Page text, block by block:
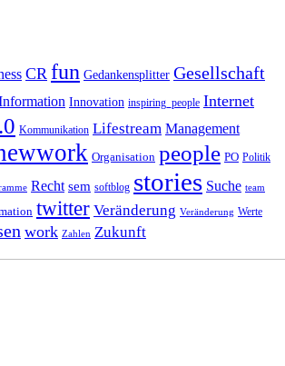
CR fun Gedankensplitter Gesellschaft
Innovation inspiring_people Internet
Kommunikation Lifestream Management
Organisation people PO Politik
Recht sem softblog stories Suche team
twitter Veränderung Veränderung Werte
work Zahlen Zukunft